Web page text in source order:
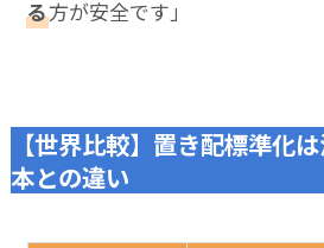
る方が安全です」
【世界比較】置き配標準化
本との違い